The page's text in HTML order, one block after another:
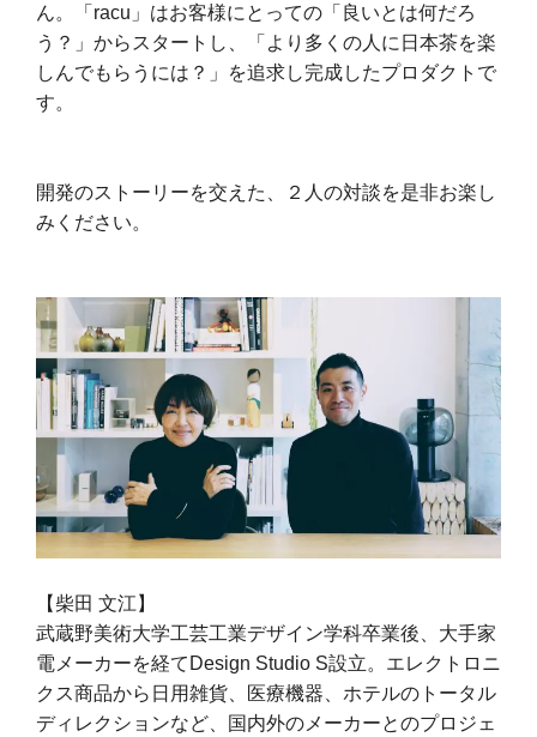
ん。「racu」はお客様にとっての「良いとは何だろ
う？」からスタートし、「より多くの人に日本茶を楽
しんでもらうには？」を追求し完成したプロダクトで
す。
開発のストーリーを交えた、２人の対談を是非お楽し
みください。
【柴田 文江】
武蔵野美術大学工芸工業デザイン学科卒業後、大手家
電メーカーを経てDesign Studio S設立。エレクトロニ
クス商品から日用雑貨、医療機器、ホテルのトータル
ディレクションなど、国内外のメーカーとのプロジェ